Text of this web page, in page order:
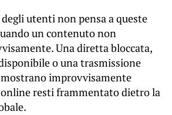
utenti non pensa a queste
un contenuto non
Una diretta bloccata,
o una trasmissione
improvvisamente
resti frammentato dietro la